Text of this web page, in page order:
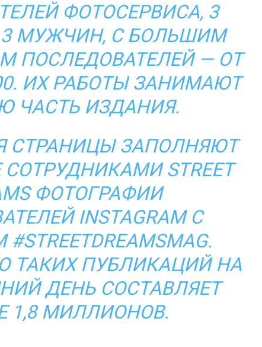
ФОТОСЕРВИСА, 3
МУЖЧИН, С БОЛЬШИМ
ПОСЛЕДОВАТЕЛЕЙ — ОТ
ИХ РАБОТЫ ЗАНИМАЮТ
ЧАСТЬ ИЗДАНИЯ.
СТРАНИЦЫ ЗАПОЛНЯЮТ
STREET
ФОТОГРАФИИ
INSTAGRAM С
#STREETDREAMSMAG.
ТАКИХ ПУБЛИКАЦИЙ НА
ДЕНЬ СОСТАВЛЯЕТ
1,8 МИЛЛИОНОВ.